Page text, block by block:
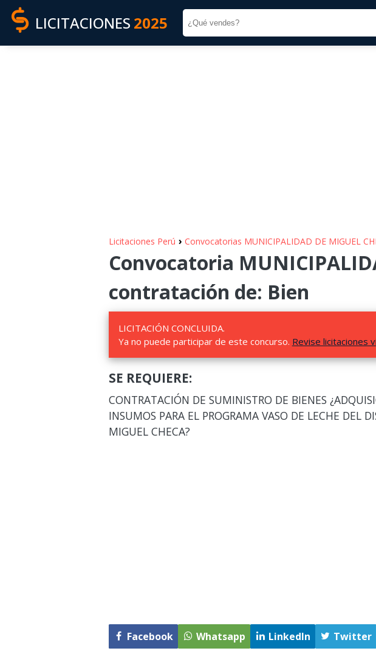
LICITACIONES 2025
Licitaciones Perú › Convocatorias MUNICIPALIDAD DE MIGUEL
Convocatoria
contratación de: Bien
LICITACIÓN CONCLUIDA.
Ya no puede participar de este concurso. Revise licitaciones
SE REQUIERE:
CONTRATACIÓN DE SUMINISTRO DE BIENES
INSUMOS PARA EL PROGRAMA VASO DE LECHE DEL
MIGUEL CHECA?
Facebook Whatsapp LinkedIn Twitter